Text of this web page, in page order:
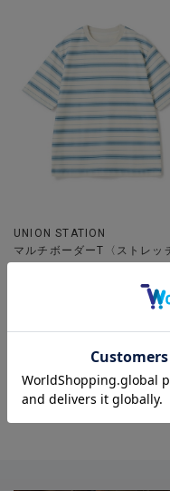
UNION STATION
マルチボーダーT〈ストレッ
着用カラー ホワイト系その
カジュアル 20